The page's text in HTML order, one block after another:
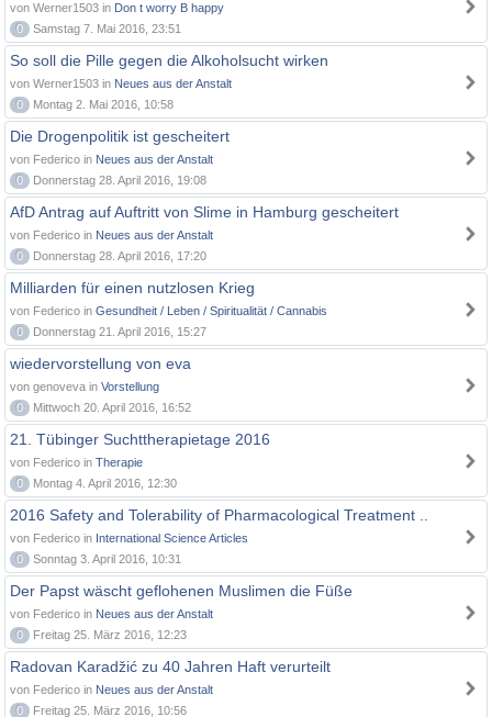
von Werner1503 in Don t worry B happy
0
Samstag 7. Mai 2016, 23:51
So soll die Pille gegen die Alkoholsucht wirken
von Werner1503 in Neues aus der Anstalt
0
Montag 2. Mai 2016, 10:58
Die Drogenpolitik ist gescheitert
von Federico in Neues aus der Anstalt
0
Donnerstag 28. April 2016, 19:08
AfD Antrag auf Auftritt von Slime in Hamburg gescheitert
von Federico in Neues aus der Anstalt
0
Donnerstag 28. April 2016, 17:20
Milliarden für einen nutzlosen Krieg
von Federico in Gesundheit / Leben / Spiritualität / Cannabis
0
Donnerstag 21. April 2016, 15:27
wiedervorstellung von eva
von genoveva in Vorstellung
0
Mittwoch 20. April 2016, 16:52
21. Tübinger Suchttherapietage 2016
von Federico in Therapie
0
Montag 4. April 2016, 12:30
2016 Safety and Tolerability of Pharmacological Treatment ..
von Federico in International Science Articles
0
Sonntag 3. April 2016, 10:31
Der Papst wäscht geflohenen Muslimen die Füße
von Federico in Neues aus der Anstalt
0
Freitag 25. März 2016, 12:23
Radovan Karadžić zu 40 Jahren Haft verurteilt
von Federico in Neues aus der Anstalt
0
Freitag 25. März 2016, 10:56